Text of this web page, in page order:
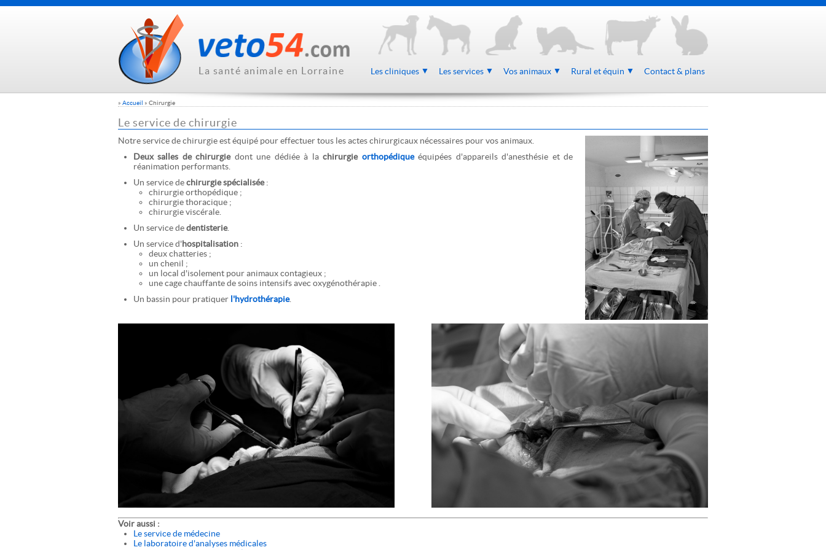
La santé animale en Lorraine Les cliniques Les services Vos animaux Rural et équin Contact & plans
» Accueil » Chirurgie
Le service de chirurgie
Notre service de chirurgie est équipé pour effectuer tous les actes chirurgicaux nécessaires pour vos animaux.
Deux salles de chirurgiedont une dédiée à lachirurgie orthopédiqueéquipées d'appareils d'anesthésie et de
réanimation performants.
Un service dechirurgie spécialisée:
chirurgie orthopédique ;
chirurgie thoracique ;
chirurgie viscérale.
Un service dedentisterie.
Un service d'hospitalisation :
deux chatteries ;
un chenil ;
un local d'isolement pour animaux contagieux ;
une cage chauffante de soins intensifs avec oxygénothérapie .
Un bassin pour pratiquer l'hydrothérapie.
Voir aussi :
Le service de médecine
Le laboratoire d'analyses médicales